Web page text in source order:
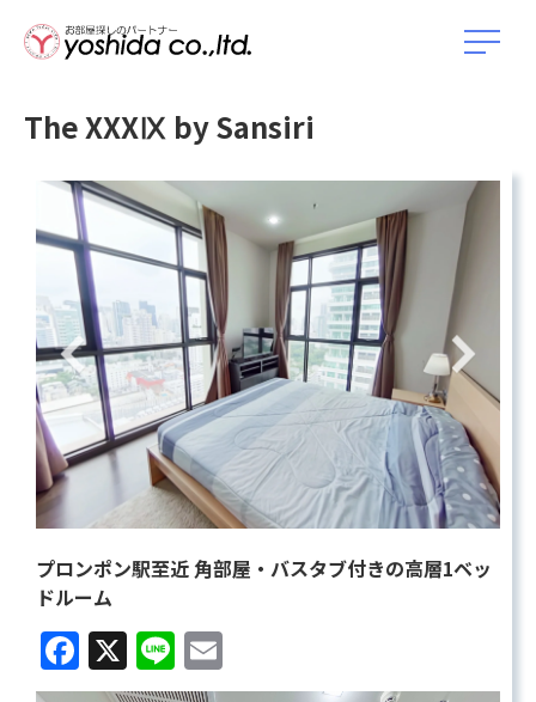
The XXXⅨ by Sansiri
プロンポン駅至近 角部屋・バスタブ付きの高層1ベッ
ドルーム
Facebook
X Line